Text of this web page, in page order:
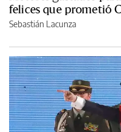
felices que prometió
Sebastián Lacunza